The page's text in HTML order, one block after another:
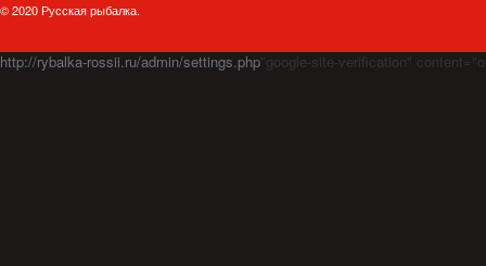
© 2020 Русская рыбалка.
http://rybalka-rossii.ru/admin/settings.php"google-site-verification"